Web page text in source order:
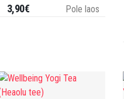
Pole laos
3,90€